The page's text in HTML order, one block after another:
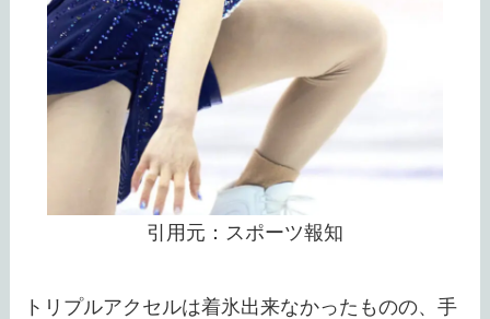
引用元：スポーツ報知
トリプルアクセルは着氷出来なかったものの、手